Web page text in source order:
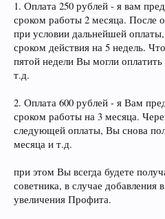
1. Оплата 250 рублей - я вам
сроком работы 2 месяца. После
при условии дальнейшей
сроком действия на 5 недель.
пятой недели Вы могли
т.д.
2. Оплата 600 рублей - я Вам
сроком работы на 3 месяца.
следующей оплаты, Вы снова
месяца и т.д.
при этом Вы всегда будете
советника, в случае добавления
увеличения Профита.